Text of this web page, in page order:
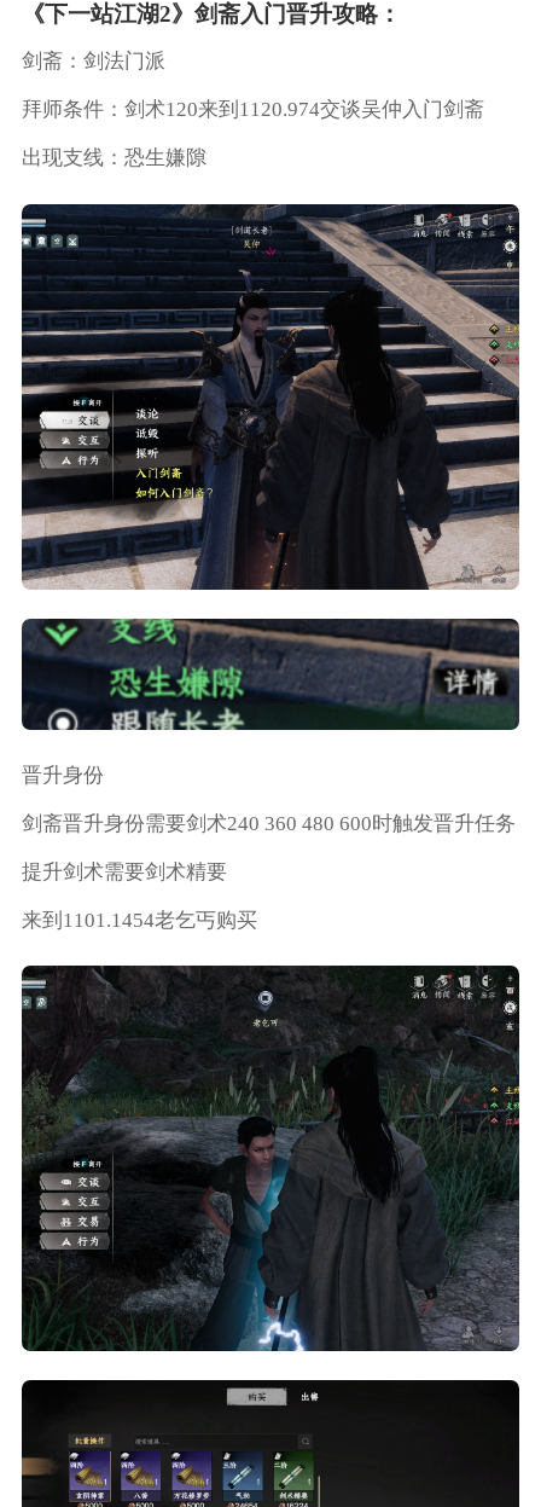
《下一站江湖2》剑斋入门晋升攻略：
剑斋：剑法门派
拜师条件：剑术120来到1120.974交谈吴仲入门剑斋
出现支线：恐生嫌隙
晋升身份
剑斋晋升身份需要剑术240 360 480 600时触发晋升任务
提升剑术需要剑术精要
来到1101.1454老乞丐购买